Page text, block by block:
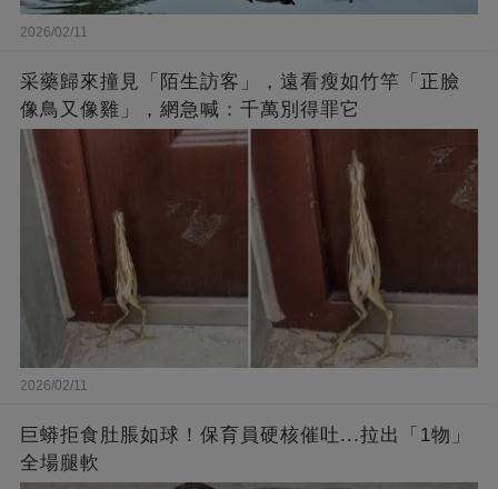
2026/02/11
采藥歸來撞見「陌生訪客」，遠看瘦如竹竿「正臉
像鳥又像雞」，網急喊：千萬別得罪它
2026/02/11
巨蟒拒食肚脹如球！保育員硬核催吐...拉出「1物」
全場腿軟